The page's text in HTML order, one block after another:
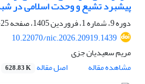
پیشبرد تشیع و وحدت اسلامی در
دوره 9، شماره 1، فروردین 1405، صفحه
25-54
10.22070/nic.2026.20919.1439
مریم سعیدیان جزی
مشاهده مقاله
اصل مقاله 628.83 K